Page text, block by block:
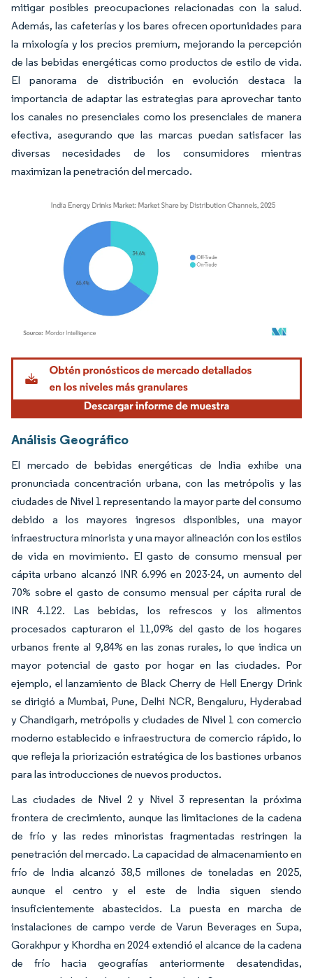
mitigar posibles preocupaciones relacionadas con la salud.
Además, las cafeterías y los bares ofrecen oportunidades para
la mixología y los precios premium, mejorando la percepción
de las bebidas energéticas como productos de estilo de vida.
El panorama de distribución en evolución destaca la
importancia de adaptar las estrategias para aprovechar tanto
los canales no presenciales como los presenciales de manera
efectiva, asegurando que las marcas puedan satisfacer las
diversas necesidades de los consumidores mientras
maximizan la penetración del mercado.
Imagen © Mordor Intelligence. El uso requiere atribución según CC BY 4.0.
Análisis Geográfico
El mercado de bebidas energéticas de India exhibe una
pronunciada concentración urbana, con las metrópolis y las
ciudades de Nivel 1 representando la mayor parte del consumo
debido a los mayores ingresos disponibles, una mayor
infraestructura minorista y una mayor alineación con los estilos
de vida en movimiento. El gasto de consumo mensual per
cápita urbano alcanzó INR 6.996 en 2023-24, un aumento del
70% sobre el gasto de consumo mensual per cápita rural de
INR 4.122. Las bebidas, los refrescos y los alimentos
procesados capturaron el 11,09% del gasto de los hogares
urbanos frente al 9,84% en las zonas rurales, lo que indica un
mayor potencial de gasto por hogar en las ciudades. Por
ejemplo, el lanzamiento de Black Cherry de Hell Energy Drink
se dirigió a Mumbai, Pune, Delhi NCR, Bengaluru, Hyderabad
y Chandigarh, metrópolis y ciudades de Nivel 1 con comercio
moderno establecido e infraestructura de comercio rápido, lo
que refleja la priorización estratégica de los bastiones urbanos
para las introducciones de nuevos productos.
Las ciudades de Nivel 2 y Nivel 3 representan la próxima
frontera de crecimiento, aunque las limitaciones de la cadena
de frío y las redes minoristas fragmentadas restringen la
penetración del mercado. La capacidad de almacenamiento en
frío de India alcanzó 38,5 millones de toneladas en 2025,
aunque el centro y el este de India siguen siendo
insuficientemente abastecidos. La puesta en marcha de
instalaciones de campo verde de Varun Beverages en Supa,
Gorakhpur y Khordha en 2024 extendió el alcance de la cadena
de frío hacia geografías anteriormente desatendidas,